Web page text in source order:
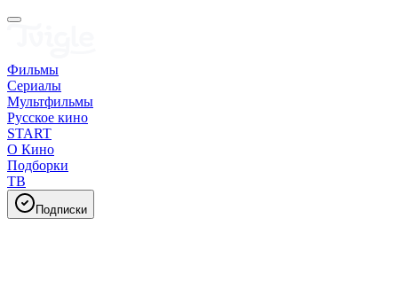
Фильмы
Сериалы
Мультфильмы
Русское кино
START
О Кино
Подборки
ТВ
Подписки